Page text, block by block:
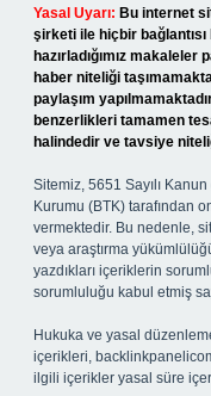
Yasal Uyarı: Bu internet
şirketi ile hiçbir
hazırladığımız
haber niteliği
paylaşım
benzerlikleri tamamen
halindedir ve tavsiye
Sitemiz, 5651 Sayılı
Kurumu (BTK) tarafından
vermektedir. Bu nedenle,
veya araştırma
yazdıkları içeriklerin
sorumluluğu kabul etmiş
Hukuka ve yasal
içerikleri,
ilgili içerikler yasal süre